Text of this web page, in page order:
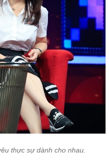
thực sự dành cho nhau.